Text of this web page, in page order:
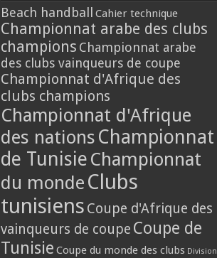
Beach handball Cahier technique
Championnat arabe des clubs
champions Championnat arabe
des clubs vainqueurs de coupe
Championnat d'Afrique des
clubs champions
Championnat d'Afrique
des nations Championnat
de Tunisie Championnat
du monde Clubs
tunisiens Coupe d'Afrique des
vainqueurs de coupe Coupe de
Tunisie Coupe du monde des clubs Division